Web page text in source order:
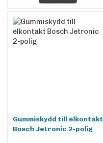
Gummiskydd till elkontakt
Bosch Jetronic 2-polig